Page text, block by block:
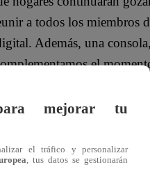
a todos los miembros
Además, una
el
que llegan para
a tu tienda más
mejorar tu
el tráfico y personalizar
, tus datos se gestionarán